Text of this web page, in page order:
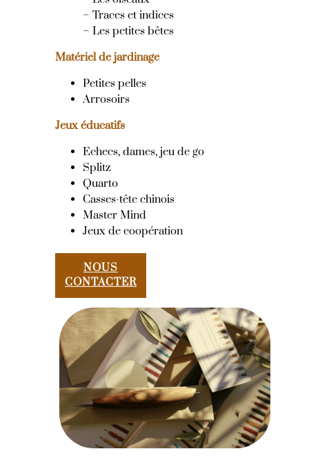
– Traces et indices
– Les petites bêtes
Matériel de jardinage
Petites pelles
Arrosoirs
Jeux éducatifs
Echecs, dames, jeu de go
Splitz
Quarto
Casses-tête chinois
Master Mind
Jeux de coopération
NOUS
CONTACTER